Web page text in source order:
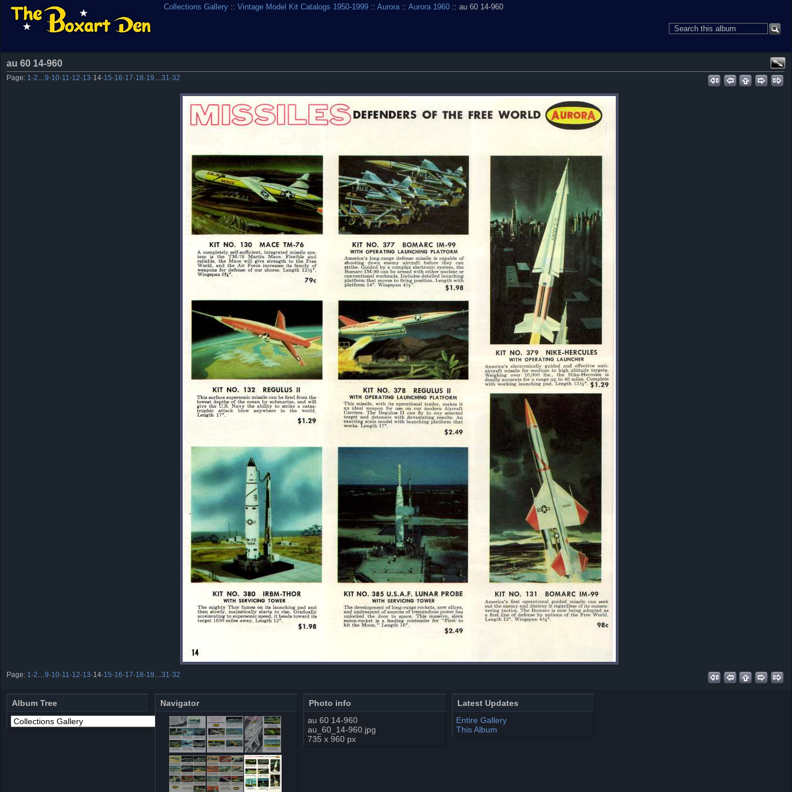
Collections Gallery ::Vintage Model Kit Catalogs 1950-1999 ::Aurora::Aurora 1960 :: au 60 14-960
au 60 14-960
Page: 1 ·2 9·10·11 ·12·13·14·15·16·17·18·19 31 ·32
Page: 1 ·2 9·10·11 ·12·13·14·15·16·17·18·19 31 ·32
Album Tree Navigator
Photo info
au 60 14-960
au_60_14-960.jpg
735 x 960 px
Latest Updates
Entire Gallery
This Album